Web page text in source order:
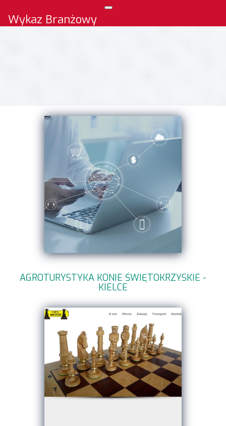
Wykaz Branżowy
AGROTURYSTYKA KONIE ŚWIĘTOKRZYSKIE -
KIELCE